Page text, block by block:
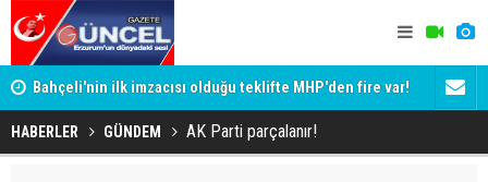
Bahçeli'nin ilk imzacısı olduğu teklifte MHP'den fire var!
İşte imzalamayan o isim
Altınok ve Kirli İlişkiler Ağı
ADALET
HABERLER GÜNDEM AK Parti parçalanır!